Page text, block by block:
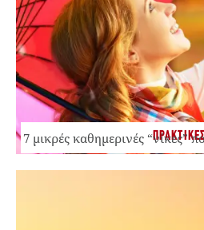
7 μικρές καθημερινές “νίκες”